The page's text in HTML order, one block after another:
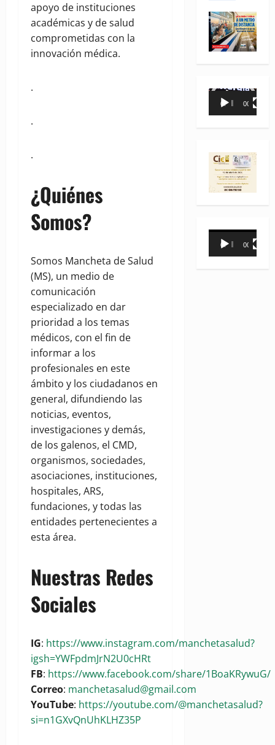
apoyo de instituciones
académicas y de salud
comprometidas con la
innovación médica.
.
.
.
¿Quiénes
Somos?
Somos Mancheta de Salud
(MS), un medio de
comunicación
especializado en dar
prioridad a los temas
médicos, con el fin de
informar a los
profesionales en este
ámbito y los ciudadanos en
general, difundiendo las
noticias, eventos,
investigaciones y demás,
de los galenos, el CMD,
organismos, sociedades,
asociaciones, instituciones,
hospitales, ARS,
fundaciones, y todas las
entidades pertenecientes a
esta área.
Nuestras Redes
Sociales
IG: https://www.instagram.com/manchetasalud?
igsh=YWFpdmJrN2U0cHRt
FB: https://www.facebook.com/share/1BoaKRywuG/
Correo: manchetasalud@gmail.com
YouTube: https://youtube.com/@manchetasalud?
si=n1GXvQnUhKLHZ35P
Reproductor
00:00 00:35
Reproductor
00:00 00:31